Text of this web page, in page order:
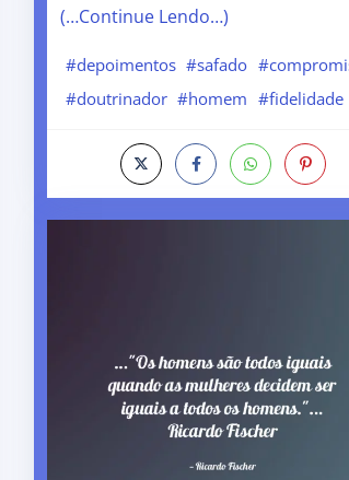
(…Continue Lendo…)
#depoimentos #safado
#doutrinador #homem #fidelidade